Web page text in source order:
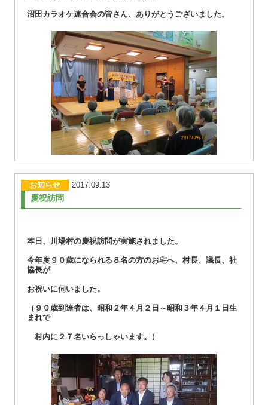
沼田カラオケ連合会の皆さん、ありがとうございました。
お知らせ 2017.09.13
慶祝訪問
本日、川場村の慶祝訪問が実施されました。
今年度９０歳になられる８名の方のお宅へ、村長、議長、社
協長が
お祝いに伺いました。
（９０歳到達者は、昭和２年４月２日～昭和３年４月１日生
まれで
村内に２７名いらっしゃいます。）